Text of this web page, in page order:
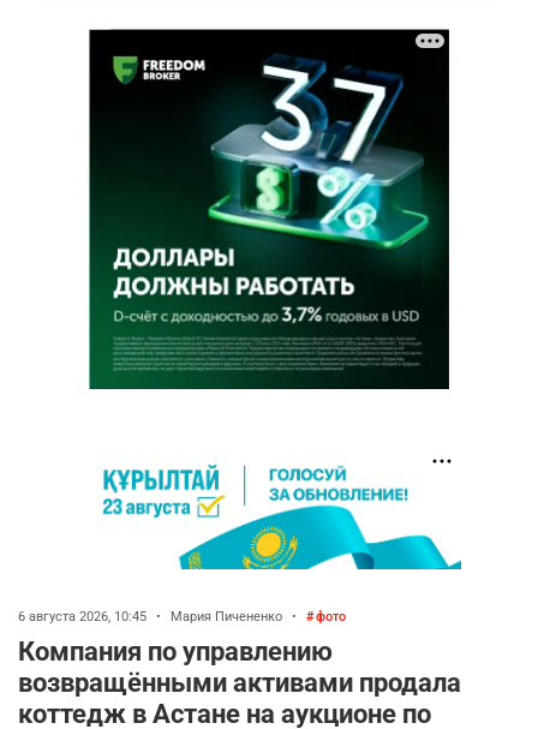
6 августа 2026, 10:45 • Мария Пичененко • фото
Компания по управлению
возвращёнными активами продала
коттедж в Астане на аукционе по